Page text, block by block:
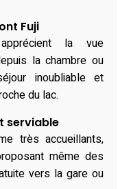
Fuji
la vue
la chambre ou
inoubliable et
du lac.
serviable
très accueillants,
même des
vers la gare ou